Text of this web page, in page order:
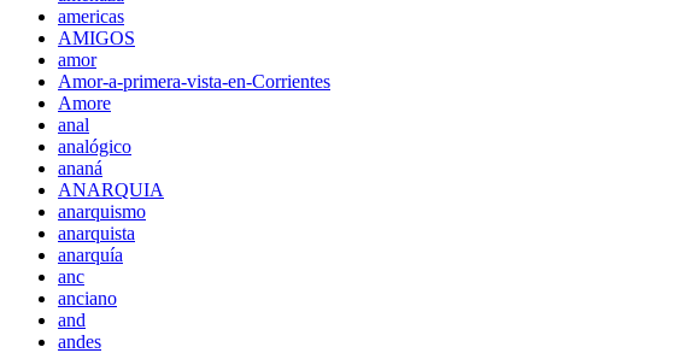
americas
AMIGOS
amor
Amor-a-primera-vista-en-Corrientes
Amore
anal
analógico
ananá
ANARQUIA
anarquismo
anarquista
anarquía
anc
anciano
and
andes